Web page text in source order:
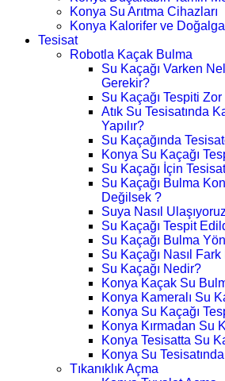
Konya Su Arıtma Cihazları
Konya Kalorifer ve
Tesisat
Robotla Kaçak Bulma
Su Kaçağı Varken
Gerekir?
Su Kaçağı Tespiti
Atık Su Tesisatında
Yapılır?
Su Kaçağında
Konya Su Kaçağı
Su Kaçağı İçin
Su Kaçağı Bulma
Değilsek ?
Suya Nasıl
Su Kaçağı Tespit
Su Kaçağı Bulma
Su Kaçağı Nasıl
Su Kaçağı Nedir?
Konya Kaçak Su
Konya Kameralı Su
Konya Su Kaçağı
Konya Kırmadan Su
Konya Tesisatta Su
Konya Su
Tıkanıklık Açma